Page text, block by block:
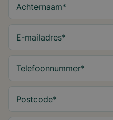
Achternaam*
E-mailadres*
Telefoonnummer*
Postcode*